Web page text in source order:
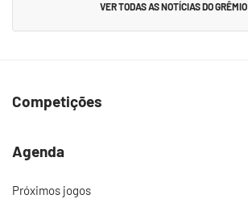
VER TODAS AS NOTÍCIAS DO GRÊMIO
Competições
Agenda
Próximos jogos